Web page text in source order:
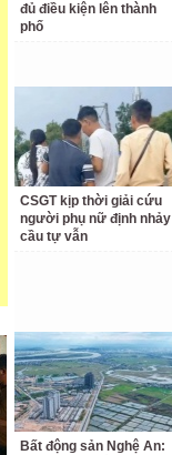
đủ điều kiện lên thành
phố
CSGT kịp thời giải cứu
người phụ nữ định nhảy
cầu tự vẫn
Bất động sản Nghệ An: